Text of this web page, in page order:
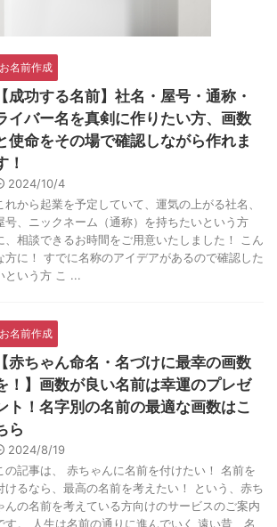
お名前作成
【成功する名前】社名・屋号・通称・
イバー名を真剣に作りたい方、画数
使命をその場で確認しながら作れま
！
2024/10/4
れから起業を予定していて、運気の上がる社名、
号、ニックネーム（通称）を持ちたいという方
、相談できるお時間をご用意いたしました！ こん
方に！ すでに名称のアイデアがあるので確認した
という方 こ ...
お名前作成
【赤ちゃん命名・名づけに最幸の画数
！】画数が良い名前は幸運のプレゼ
ト！名字別の名前の最適な画数はこ
ら
2024/8/19
の記事は、 赤ちゃんに名前を付けたい！ 名前を
けるなら、最高の名前を考えたい！ という、赤ち
んの名前を考えている方向けのサービスのご案内
す。 人生は名前の通りに進んでいく 遠い昔、名